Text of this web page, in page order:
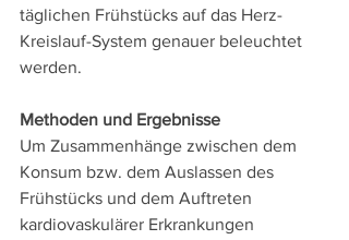
täglichen Frühstücks auf das Herz-
Kreislauf-System genauer beleuchtet
werden.
Methoden und Ergebnisse
Um Zusammenhänge zwischen dem
Konsum bzw. dem Auslassen des
Frühstücks und dem Auftreten
kardiovaskulärer Erkrankungen